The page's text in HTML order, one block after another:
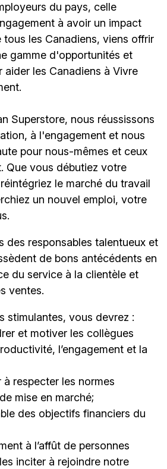
du pays, celle
à avoir un impact
les Canadiens, viens offrir
gamme d'opportunités et
aider les Canadiens à Vivre
Superstore, nous réussissons
à l'engagement et nous
pour nous-mêmes et ceux
Que vous débutiez votre
le marché du travail
un nouvel emploi, votre
des responsables talentueux et
de bons antécédents en
du service à la clientèle et
ventes.
stimulantes, vous devrez :
et motiver les collègues
l’engagement et la
respecter les normes
mise en marché;
des objectifs financiers du
à l’affût de personnes
inciter à rejoindre notre